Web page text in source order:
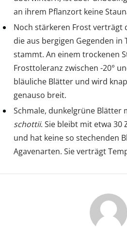
an ihrem Pflanzort keine
Noch stärkeren Frost verträgt
die aus bergigen Gegenden in
stammt. An einem trockenen
Frosttoleranz zwischen -20°
bläuliche Blätter und wird
genauso breit.
Schmale, dunkelgrüne Blätter
schottii. Sie bleibt mit etwa
und hat keine so stechenden
Agavenarten. Sie verträgt